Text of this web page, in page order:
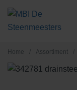
Home / Assortiment /